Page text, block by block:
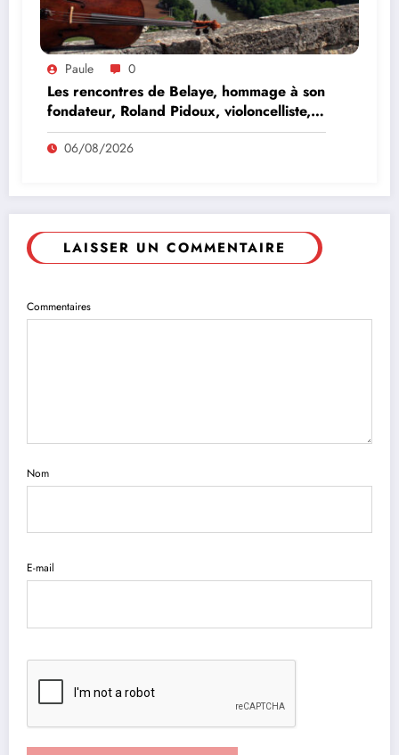
Paule 0
Les rencontres de Belaye, hommage à son
fondateur, Roland Pidoux, violoncelliste,
le vendredi 07 août 2026
06/08/2026
LAISSER UN COMMENTAIRE
Commentaires
Nom
E-mail